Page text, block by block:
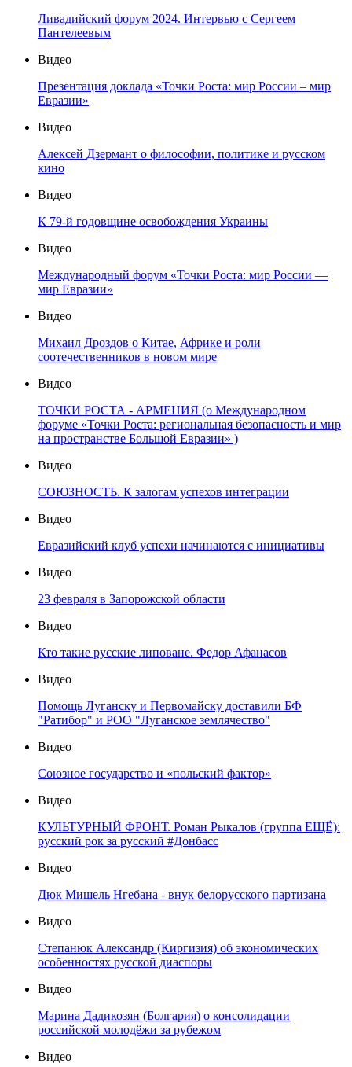
Ливадийский форум 2024. Интервью с Сергеем
Пантелеевым
Видео
Презентация доклада «Точки Роста: мир России – мир
Евразии»
Видео
Алексей Дзермант о философии, политике и русском
кино
Видео
К 79-й годовщине освобождения Украины
Видео
Международный форум «Точки Роста: мир России —
мир Евразии»
Видео
Михаил Дроздов о Китае, Африке и роли
соотечественников в новом мире
Видео
ТОЧКИ РОСТА - АРМЕНИЯ (о Международном
форуме «Точки Роста: региональная безопасность и мир
на пространстве Большой Евразии» )
Видео
СОЮЗНОСТЬ. К залогам успехов интеграции
Видео
Евразийский клуб успехи начинаются с инициативы
Видео
23 февраля в Запорожской области
Видео
Кто такие русские липоване. Федор Афанасов
Видео
Помощь Луганску и Первомайску доставили БФ
"Ратибор" и РОО "Луганское землячество"
Видео
Союзное государство и «польский фактор»
Видео
КУЛЬТУРНЫЙ ФРОНТ. Роман Рыкалов (группа ЕЩЁ):
русский рок за русский #Донбасс
Видео
Дюк Мишель Нгебана - внук белорусского партизана
Видео
Степанюк Александр (Киргизия) об экономических
особенностях русской диаспоры
Видео
Марина Дадикозян (Болгария) о консолидации
российской молодёжи за рубежом
Видео